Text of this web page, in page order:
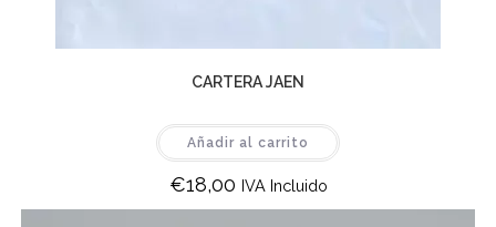
CARTERA JAEN
Añadir al carrito
€18,00 IVA Incluido